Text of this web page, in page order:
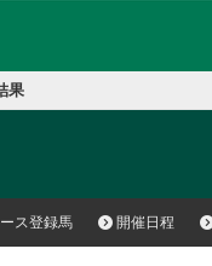
果
ス登録馬 開催日程